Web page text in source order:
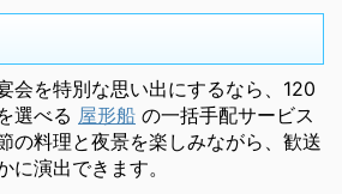
会を特別な思い出にするなら、120
選べる 屋形船 の一括手配サービス
の料理と夜景を楽しみながら、歓送
に演出できます。